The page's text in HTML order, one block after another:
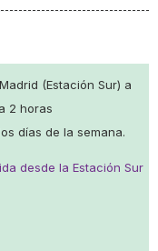
(Estación Sur) a
2 horas
días de la semana.
desde la Estación Sur